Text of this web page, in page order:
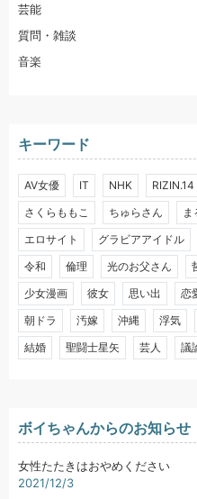
芸能
質問・雑談
音楽
キーワード
AV女優 IT NHK RIZIN.14
さくらももこ
ちゅらさん ま
エロサイト
グラビアアイドル
令和
倫理 光のお父さん
少女漫画
彼女 思い出 恋
朝ドラ
汚嫁 沖縄 浮気
結婚
聖闘士星矢 芸人 議
ボイちゃんからのお知らせ
女性たたきはおやめください
2021/12/3